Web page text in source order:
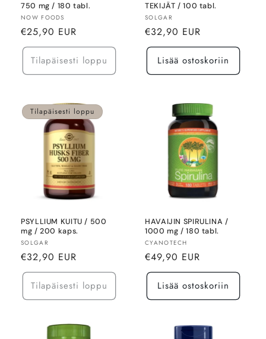
750 mg / 180 tabl.
Myyjä:
NOW FOODS
Normaalihinta
€25,90 EUR
Tilapäisesti loppu
TEKIJÄT / 100 tabl.
Myyjä:
SOLGAR
Normaalihinta
€32,90 EUR
Lisää ostoskoriin
Tilapäisesti loppu
PSYLLIUM KUITU / 500
mg / 200 kaps.
Myyjä:
SOLGAR
Normaalihinta
€32,90 EUR
Tilapäisesti loppu
HAVAIJIN SPIRULINA /
1000 mg / 180 tabl.
Myyjä:
CYANOTECH
Normaalihinta
€49,90 EUR
Lisää ostoskoriin